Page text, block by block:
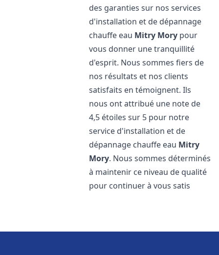
des garanties sur nos services
d'installation et de dépannage
chauffe eau Mitry Mory pour
vous donner une tranquillité
d'esprit. Nous sommes fiers de
nos résultats et nos clients
satisfaits en témoignent. Ils
nous ont attribué une note de
4,5 étoiles sur 5 pour notre
service d'installation et de
dépannage chauffe eau Mitry
Mory. Nous sommes déterminés
à maintenir ce niveau de qualité
pour continuer à vous satis